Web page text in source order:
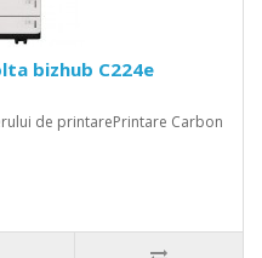
bizhub C224e
de printarePrintare Carbon